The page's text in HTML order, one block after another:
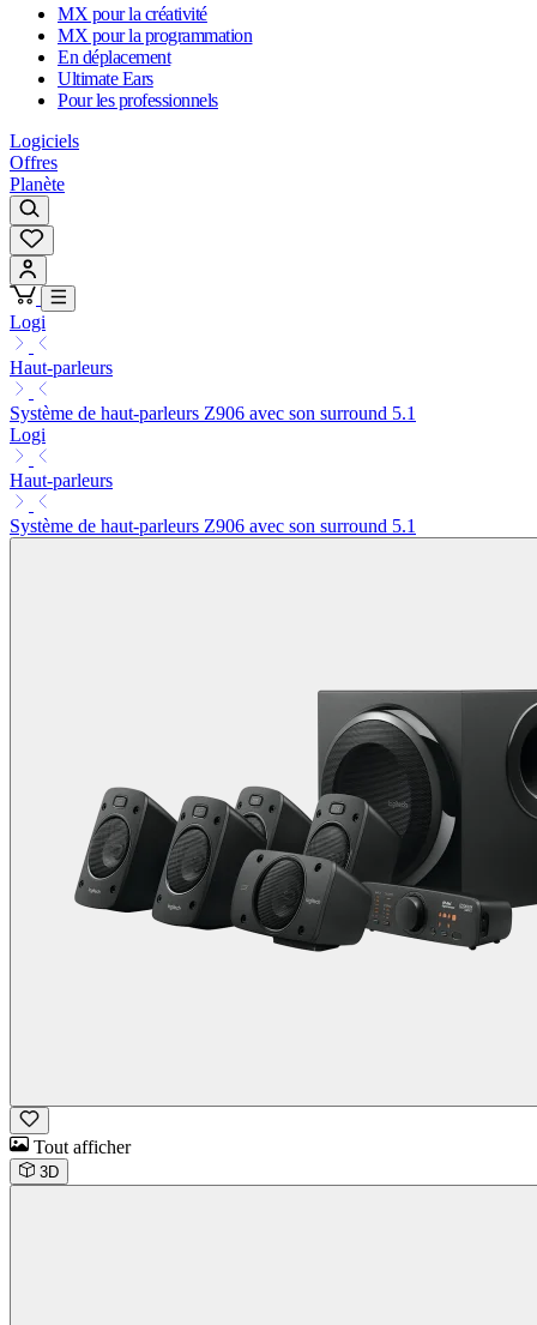
MX pour la créativité
MX pour la programmation
En déplacement
Ultimate Ears
Pour les professionnels
Logiciels
Offres
Planète
Logi
Haut-parleurs
Système de haut-parleurs Z906 avec son surround 5.1
Logi
Haut-parleurs
Système de haut-parleurs Z906 avec son surround 5.1
Tout afficher
3D